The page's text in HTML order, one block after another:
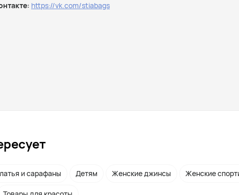
https://vk.com/stiabags
и сарафаны Детям Женские джинсы Женские